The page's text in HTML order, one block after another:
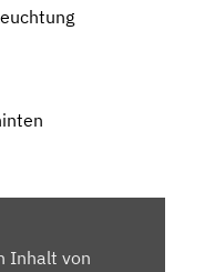
Inhalt von